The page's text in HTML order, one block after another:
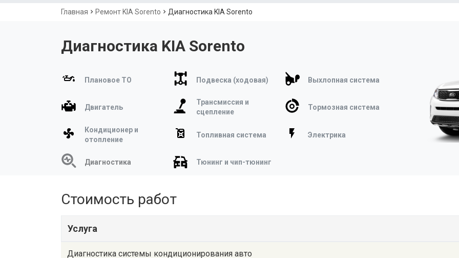
Строка
Главная Ремонт KIA Sorento Диагностика KIA Sorento
Диагностика KIA Sorento
Плановое ТО Подвеска (ходовая) Выхлопная система
Двигатель
Трансмиссия и
сцепление
Тормозная система
Кондиционер и
отопление
Топливная система Электрика
Диагностика Тюнинг и чип-тюнинг
Стоимость работ
Услуга
Диагностика системы кондиционирования авто